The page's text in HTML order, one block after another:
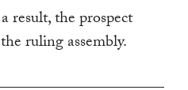
result, the prospect
ruling assembly.